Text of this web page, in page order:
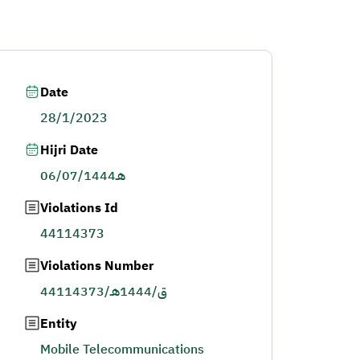
Date
28/1/2023
Hijri Date
06/07/1444هـ
Violations Id
44114373
Violations Number
44114373/ق/1444هـ
Entity
Mobile Telecommunications